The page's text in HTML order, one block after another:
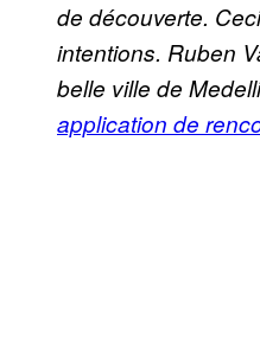
de découverte.
intentions. Ruben
belle ville de
application de